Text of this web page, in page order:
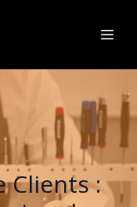
Clients :